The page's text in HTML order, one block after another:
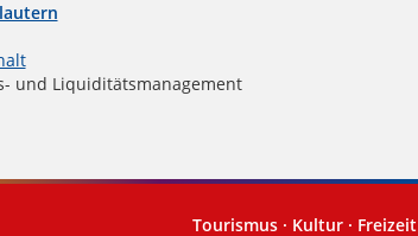
und Liquiditätsmanagement
Tourismus · Kultur · Freizeit